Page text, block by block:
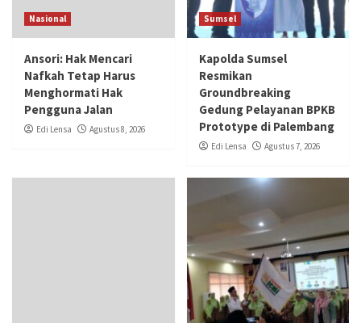
Nasional
Ansori: Hak Mencari
Nafkah Tetap Harus
Menghormati Hak
Pengguna Jalan
Edi Lensa Agustus 8, 2026
Sumsel
Kapolda Sumsel
Resmikan
Groundbreaking
Gedung Pelayanan BPKB
Prototype di Palembang
Edi Lensa Agustus 7, 2026